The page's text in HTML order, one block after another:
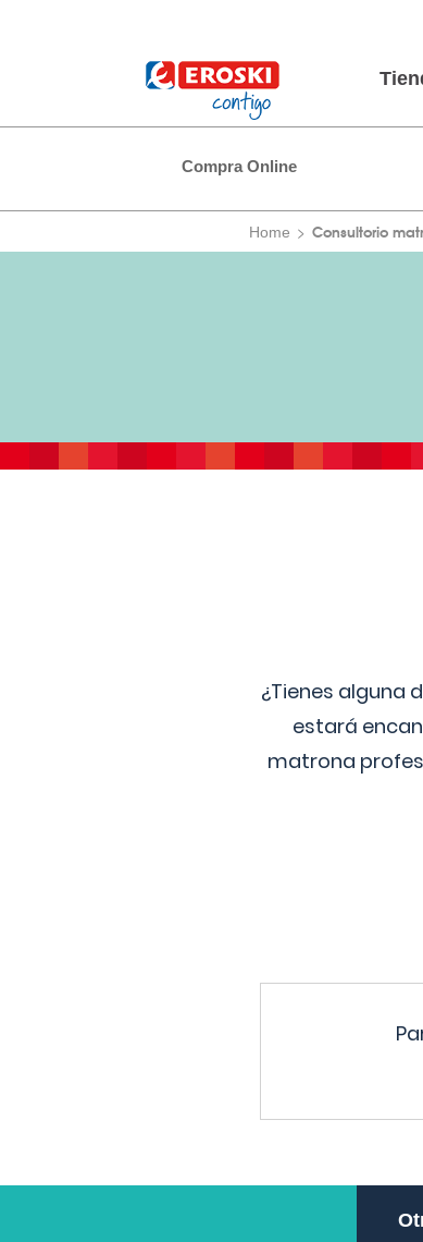
Compra Online
Home Consultorio
¿Tienes alguna
estará
matrona